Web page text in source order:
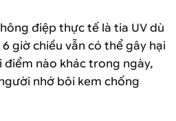
điệp thực tế là tia UV dù
giờ chiều vẫn có thể gây hại
nào khác trong ngày,
nhớ bôi kem chống